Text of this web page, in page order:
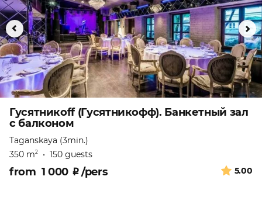
Гусятникоff (Гусятникофф). Банкетный зал
с балконом
Taganskaya (3min.)
350 m2 • 150 guests
5.00
from 1 000 ₽/pers